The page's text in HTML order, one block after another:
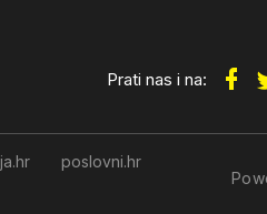
Prati nas i na:
poslovni.hr